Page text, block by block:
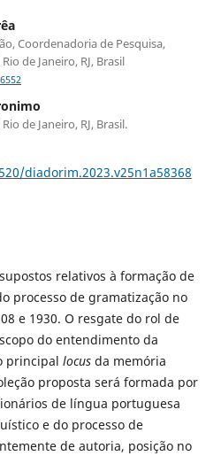
Coordenadoria de Pesquisa,
de Janeiro, RJ, Brasil
de Janeiro, RJ, Brasil.
diadorim.2023.v25n1a58368
relativos à formação de
processo de gramatização no
e 1930. O resgate do rol de
do entendimento da
principal locusda memória
proposta será formada por
de língua portuguesa
e do processo de
de autoria, posição no